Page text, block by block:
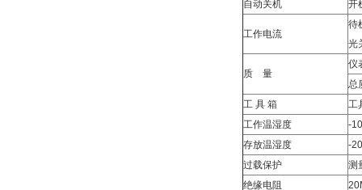
自动关机 开
工作电流
待
光
质 量
仪
总
工 具 箱
工
工作温湿度
-
存放温湿度
-
过载保护
测
绝缘电阻